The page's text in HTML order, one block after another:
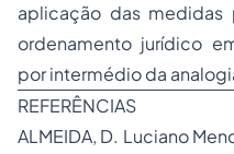
aplicação das medidas
ordenamento jurídico
por intermédio da
REFERÊNCIAS
ALMEIDA, D. Luciano